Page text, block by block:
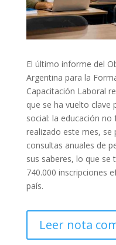
El último informe del
Argentina para la
Capacitación Laboral
que se ha vuelto clave
social: la educación
realizado este mes, se
consultas anuales de
sus saberes, lo que se
740.000 inscripciones
país.
Leer nota